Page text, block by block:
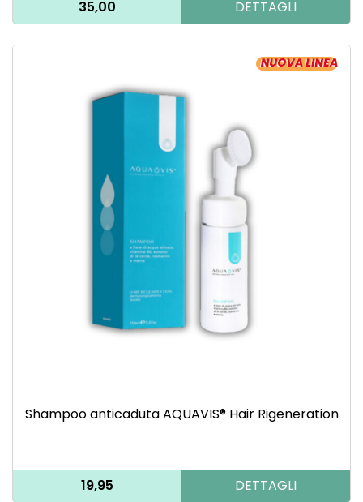
35,00 DETTAGLI
Shampoo anticaduta AQUAVIS® Hair Rigeneration
19,95 DETTAGLI